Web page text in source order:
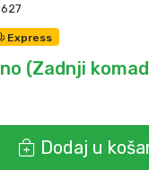
Express
(Zadnji
Dodaj u